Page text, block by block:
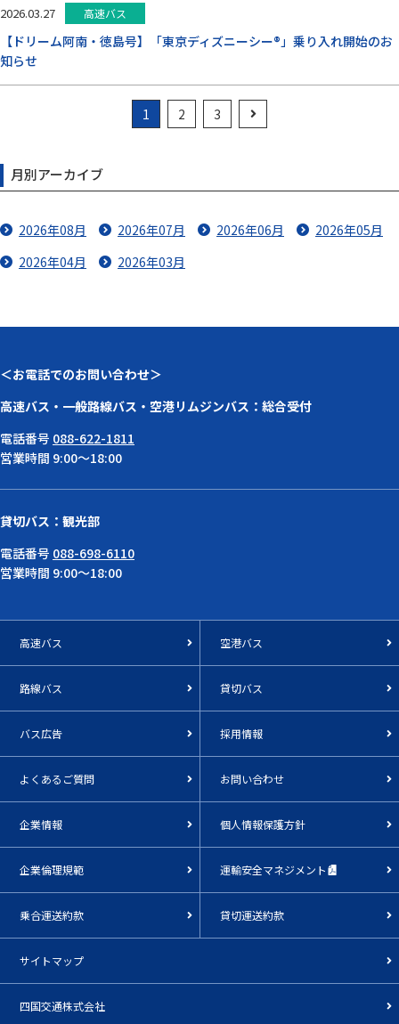
2026.03.27 高速バス
【ドリーム阿南・徳島号】「東京ディズニーシー®」乗り入れ開始のお
知らせ
1 2 3
月別アーカイブ
2026年08月 2026年07月 2026年06月
2026年05月
2026年04月
2026年03月
＜お電話でのお問い合わせ＞
高速バス・一般路線バス・空港リムジンバス：総合受付
電話番号 088-622-1811
営業時間 9:00～18:00
貸切バス：観光部
電話番号 088-698-6110
営業時間 9:00～18:00
高速バス 空港バス
路線バス 貸切バス
バス広告 採用情報
よくあるご質問 お問い合わせ
企業情報 個人情報保護方針
企業倫理規範 運輸安全マネジメント
乗合運送約款 貸切運送約款
サイトマップ
四国交通株式会社